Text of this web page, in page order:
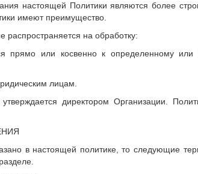
настоящей Политики являются более
имеют преимущество.
распространяется на обработку:
прямо или косвенно к определенному или
лицам.
директором Организации.
в настоящей политике, то следующие